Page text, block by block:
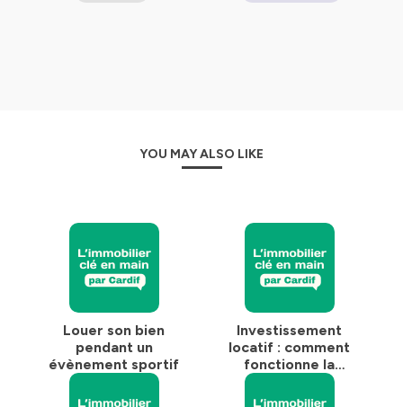
YOU MAY ALSO LIKE
Louer son bien
pendant un
évènement sportif
Investissement
locatif : comment
fonctionne la
location meublée
non professionnelle